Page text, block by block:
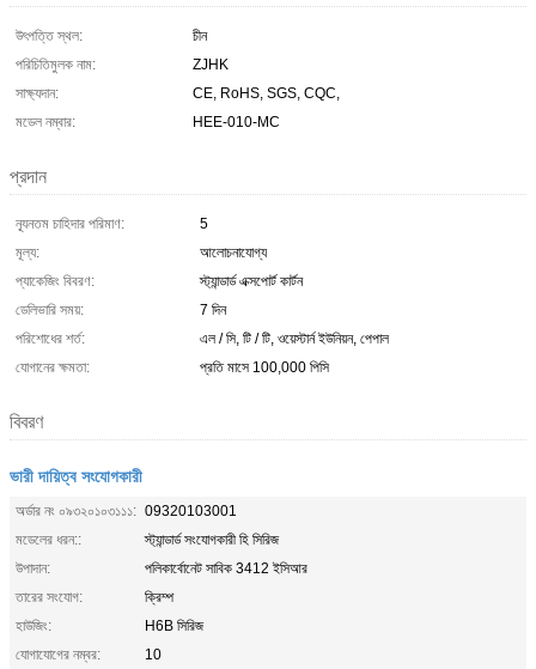
উৎপত্তি স্থল:
চীন
পরিচিতিমুলক নাম:
ZJHK
সাক্ষ্যদান:
CE, RoHS, SGS, CQC,
মডেল নম্বার:
HEE-010-MC
প্রদান
ন্যূনতম চাহিদার পরিমাণ:
5
মূল্য:
আলোচনাযোগ্য
প্যাকেজিং বিবরণ:
স্ট্যান্ডার্ড এক্সপোর্ট কার্টন
ডেলিভারি সময়:
7 দিন
পরিশোধের শর্ত:
এল / সি, টি / টি, ওয়েস্টার্ন ইউনিয়ন, পেপাল
যোগানের ক্ষমতা:
প্রতি মাসে 100,000 পিসি
বিবরণ
ভারী দায়িত্ব সংযোগকারী
অর্ডার নং ০৯৩২০১০৩১১১: 09320103001
মডেলের ধরন::
স্ট্যান্ডার্ড সংযোগকারী হি সিরিজ
উপাদান:
পলিকার্বোনেট সাবিক 3412 ইসিআর
তারের সংযোগ:
ক্রিম্প
হাউজিং:
H6B সিরিজ
যোগাযোগের নম্বর:
10